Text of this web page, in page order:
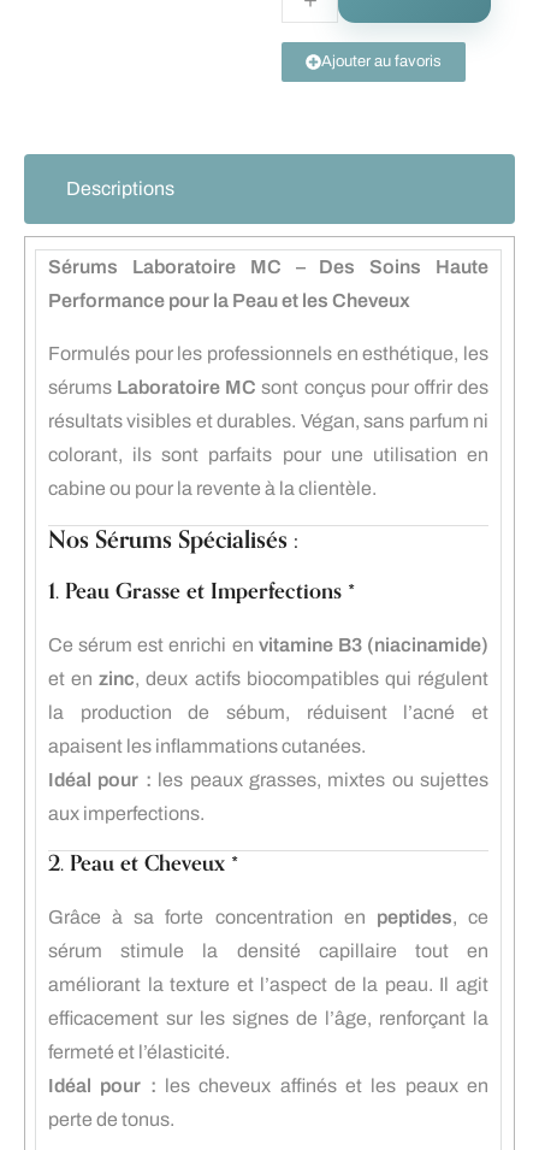
Ajouter au favoris
Descriptions
Sérums Laboratoire MC – Des Soins Haute
Performance pour la Peau et les Cheveux
Formulés pour les professionnels en esthétique, les
sérums Laboratoire MC sont conçus pour offrir des
résultats visibles et durables. Végan, sans parfum ni
colorant, ils sont parfaits pour une utilisation en
cabine ou pour la revente à la clientèle.
Nos Sérums Spécialisés :
1. Peau Grasse et Imperfections *
Ce sérum est enrichi en vitamine B3 (niacinamide)
et enzinc, deux actifs biocompatibles qui régulent
la production de sébum, réduisent l’acné et
apaisent les inflammations cutanées.
Idéal pour : les peaux grasses, mixtes ou sujettes
aux imperfections.
2. Peau et Cheveux *
Grâce à sa forte concentration en peptides, ce
sérum stimule la densité capillaire tout en
améliorant la texture et l’aspect de la peau. Il agit
efficacement sur les signes de l’âge, renforçant la
fermeté et l’élasticité.
Idéal pour : les cheveux affinés et les peaux en
perte de tonus.